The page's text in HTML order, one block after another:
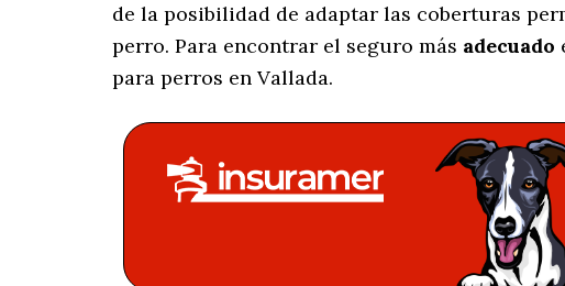
de la posibilidad de adaptar las coberturas
perro. Para encontrar el seguro más adecuado
para perros en Vallada.